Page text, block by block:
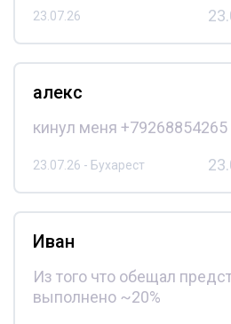
23.07.26
алекс
кинул меня +79268854265
23.07.26 - Бухарест
Иван
Из того что обещал
выполнено ~20%